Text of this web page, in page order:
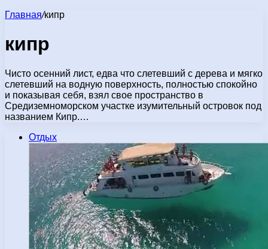
Главная/кипр
кипр
Чисто осенний лист, едва что слетевший с дерева и мягко
слетевший на водную поверхность, полностью спокойно
и показывая себя, взял свое пространство в
Средиземноморском участке изумительный островок под
названием Кипр.…
Отдых